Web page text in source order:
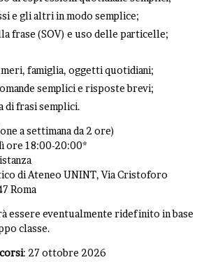
e gli altri in modo semplice;
frase (SOV) e uso delle particelle;
famiglia, oggetti quotidiani;
semplici e risposte brevi;
frasi semplici.
a settimana da 2 ore)
ore 18:00-20:00*
di Ateneo UNINT, Via Cristoforo
Roma
essere eventualmente ridefinito in base
classe.
: 27 ottobre 2026